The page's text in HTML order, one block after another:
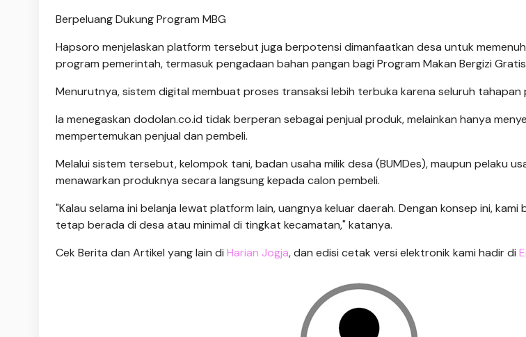
Berpeluang Dukung Program MBG
Hapsoro menjelaskan platform tersebut juga berpotensi dimanfaatkan desa untuk
program pemerintah, termasuk pengadaan bahan pangan bagi Program Makan Bergizi Gratis
Menurutnya, sistem digital membuat proses transaksi lebih terbuka karena seluruh
Ia menegaskan dodolan.co.id tidak berperan sebagai penjual produk, melainkan hanya
mempertemukan penjual dan pembeli.
Melalui sistem tersebut, kelompok tani, badan usaha milik desa (BUMDes), maupun pelaku
menawarkan produknya secara langsung kepada calon pembeli.
"Kalau selama ini belanja lewat platform lain, uangnya keluar daerah. Dengan konsep ini,
tetap berada di desa atau minimal di tingkat kecamatan," katanya.
Cek Berita dan Artikel yang lain di Harian Jogja, dan edisi cetak versi elektronik kami hadir di